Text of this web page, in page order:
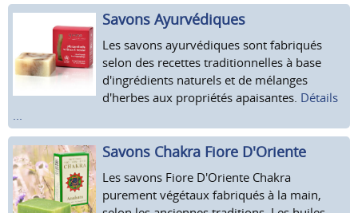
Savons Ayurvédiques
Les savons ayurvédiques sont fabriqués
selon des recettes traditionnelles à base
d'ingrédients naturels et de mélanges
d'herbes aux propriétés apaisantes. Détails
Savons Chakra Fiore D'Oriente
Les savons Fiore D'Oriente Chakra
purement végétaux fabriqués à la main,